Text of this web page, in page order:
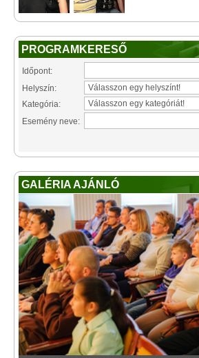
PROGRAMKERESŐ
Időpont:
Helyszín:
Kategória:
Esemény neve:
GALÉRIA AJÁNLÓ